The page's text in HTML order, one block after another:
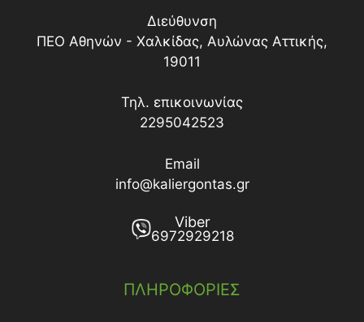
Διεύθυνση
ΠΕΟ Αθηνών - Χαλκίδας, Αυλώνας Αττικής,
19011
Τηλ. επικοινωνίας
2295042523
Email
info@kaliergontas.gr
Viber
6972929218
ΠΛΗΡΟΦΟΡΙΕΣ